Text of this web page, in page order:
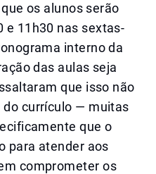
os alunos serão
e 11h30 nas sextas-
interno da
das aulas seja
que isso não
currículo — muitas
que o
para atender aos
comprometer os